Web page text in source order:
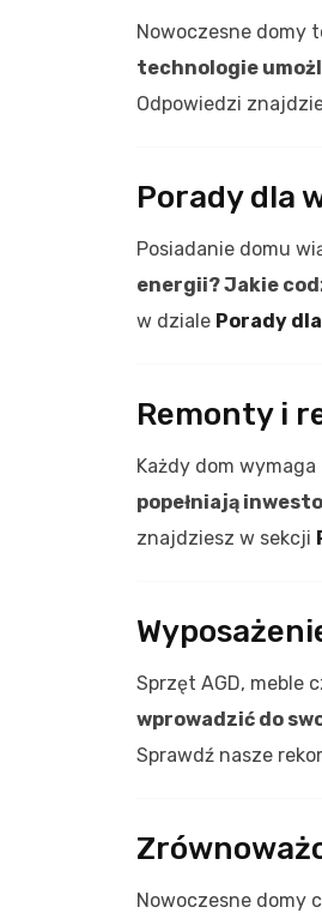
Nowoczesne domy
technologie
Odpowiedzi
Porady dla
Posiadanie domu
energii? Jakie
w dziale Porady
Remonty i
Każdy dom
popełniają
znajdziesz w sekcji
Sprzęt AGD, meble
wprowadzić do
Sprawdź nasze
Nowoczesne domy